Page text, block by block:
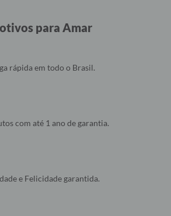
para Amar
rápida em todo o Brasil.
com até 1 ano de garantia.
e Felicidade garantida.